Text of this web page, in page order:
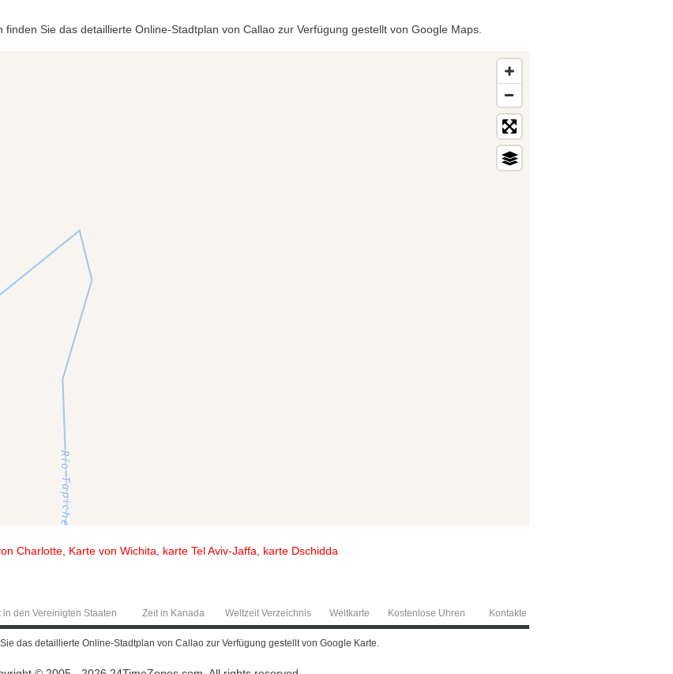
Sie das detaillierte Online-Stadtplan von Callao zur Verfügung gestellt von Google Maps.
Charlotte Karte von Wichita karte Tel Aviv-Jaffa karte Dschidda
in den Vereinigten Staaten Zeit in Kanada Weltzeit Verzeichnis Weltkarte Kostenlose Uhren Kontakte
das detaillierte Online-Stadtplan von Callao zur Verfügung gestellt von Google Karte.